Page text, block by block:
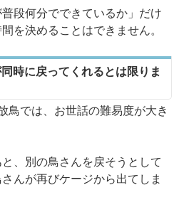
段何分でできているか」だけ
を決めることはできません。
時に戻ってくれるとは限りま
鳥では、お世話の難易度が大き
、別の鳥さんを戻そうとして
んが再びケージから出てしま